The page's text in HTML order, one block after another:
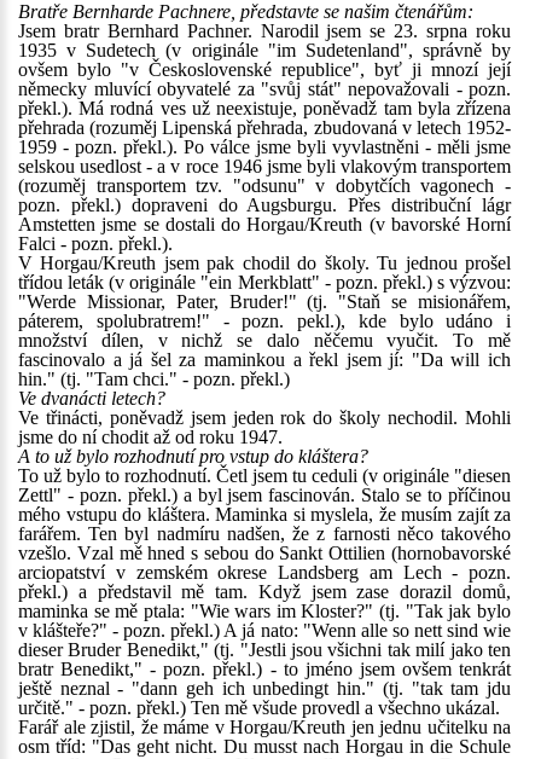
Bratře Bernharde Pachnere, představte se našim čtenářům:
Jsem bratr Bernhard Pachner. Narodil jsem se 23. srpna roku
1935 v Sudetech (v originále "im Sudetenland", správně by
ovšem bylo "v Československé republice", byť ji mnozí její
německy mluvící obyvatelé za "svůj stát" nepovažovali - pozn.
překl.). Má rodná ves už neexistuje, poněvadž tam byla zřízena
přehrada (rozuměj Lipenská přehrada, zbudovaná v letech 1952-
1959 - pozn. překl.). Po válce jsme byli vyvlastněni - měli jsme
selskou usedlost - a v roce 1946 jsme byli vlakovým transportem
(rozuměj transportem tzv. "odsunu" v dobytčích vagonech -
pozn. překl.) dopraveni do Augsburgu. Přes distribuční lágr
Amstetten jsme se dostali do Horgau/Kreuth (v bavorské Horní
Falci - pozn. překl.).
V Horgau/Kreuth jsem pak chodil do školy. Tu jednou prošel
třídou leták (v originále "ein Merkblatt" - pozn. překl.) s výzvou:
"Werde Missionar, Pater, Bruder!" (tj. "Staň se misionářem,
páterem, spolubratrem!" - pozn. pekl.), kde bylo udáno i
množství dílen, v nichž se dalo něčemu vyučit. To mě
fascinovalo a já šel za maminkou a řekl jsem jí: "Da will ich
hin." (tj. "Tam chci." - pozn. překl.)
Ve dvanácti letech?
Ve třinácti, poněvadž jsem jeden rok do školy nechodil. Mohli
jsme do ní chodit až od roku 1947.
A to už bylo rozhodnutí pro vstup do kláštera?
To už bylo to rozhodnutí. Četl jsem tu ceduli (v originále "diesen
Zettl" - pozn. překl.) a byl jsem fascinován. Stalo se to příčinou
mého vstupu do kláštera. Maminka si myslela, že musím zajít za
farářem. Ten byl nadmíru nadšen, že z farnosti něco takového
vzešlo. Vzal mě hned s sebou do Sankt Ottilien (hornobavorské
arciopatství v zemském okrese Landsberg am Lech - pozn.
překl.) a představil mě tam. Když jsem zase dorazil domů,
maminka se mě ptala: "Wie wars im Kloster?" (tj. "Tak jak bylo
v klášteře?" - pozn. překl.) A já nato: "Wenn alle so nett sind wie
dieser Bruder Benedikt," (tj. "Jestli jsou všichni tak milí jako ten
bratr Benedikt," - pozn. překl.) - to jméno jsem ovšem tenkrát
ještě neznal - "dann geh ich unbedingt hin." (tj. "tak tam jdu
určitě." - pozn. překl.) Ten mě všude provedl a všechno ukázal.
Farář ale zjistil, že máme v Horgau/Kreuth jen jednu učitelku na
osm tříd: "Das geht nicht. Du musst nach Horgau in die Schule